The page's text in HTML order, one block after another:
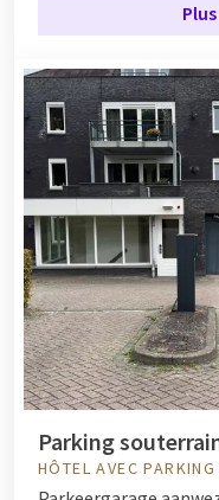
Parking
HÔTEL AVEC